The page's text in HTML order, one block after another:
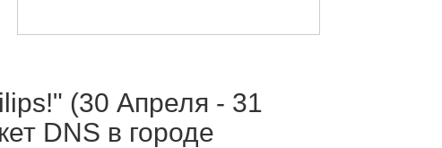
(30 Апреля - 31
DNS в городе